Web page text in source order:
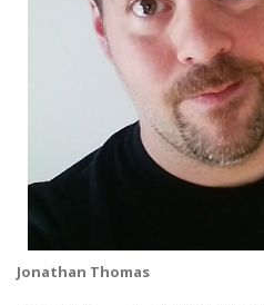
Jonathan Thomas